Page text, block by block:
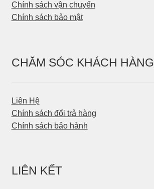
Chính sách vận chuyển
Chính sách bảo mật
CHĂM SÓC KHÁCH HÀNG
Liên Hệ
Chính sách đổi trả hàng
Chính sách bảo hành
LIÊN KẾT